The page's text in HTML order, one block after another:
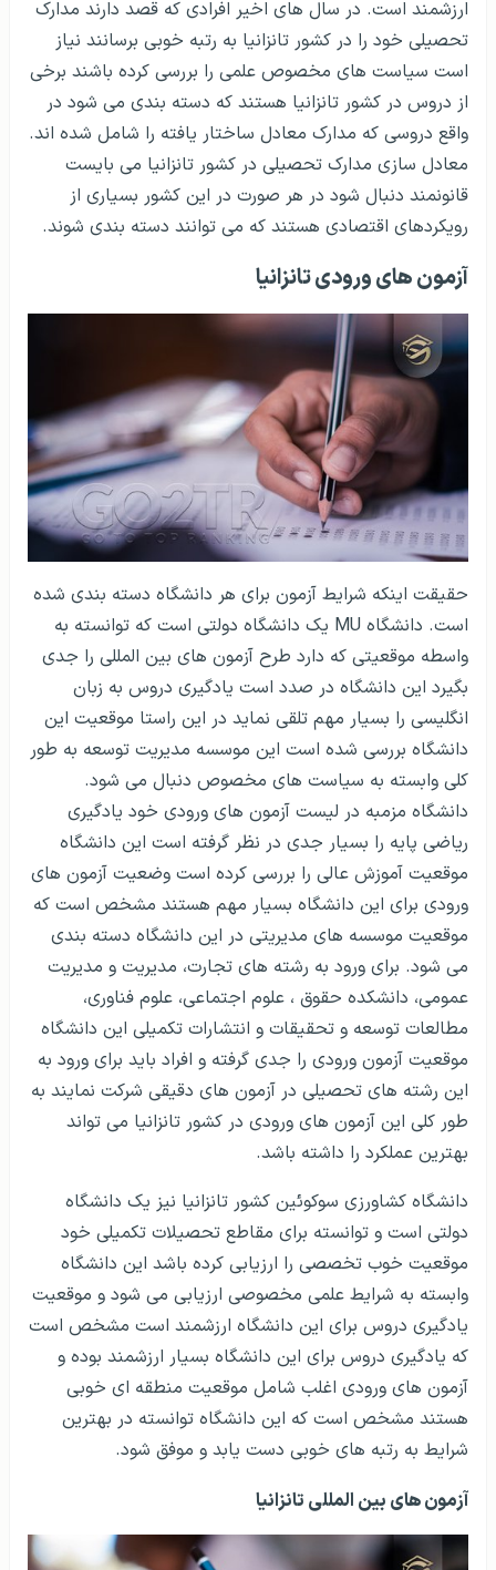
ارزشمند است. در سال های اخیر افرادی که قصد دارند مدارک
تحصیلی خود را در کشور تانزانیا به رتبه خوبی برسانند نیاز
است سیاست های مخصوص علمی را بررسی کرده باشند برخی
از دروس در کشور تانزانیا هستند که دسته بندی می شود در
واقع دروسی که مدارک معادل ساختار یافته را شامل شده اند.
معادل سازی مدارک تحصیلی در کشور تانزانیا می بایست
قانونمند دنبال شود در هر صورت در این کشور بسیاری از
رویکردهای اقتصادی هستند که می توانند دسته بندی شوند.
آزمون های ورودی تانزانیا
حقیقت اینکه شرایط آزمون برای هر دانشگاه دسته بندی شده
است. دانشگاه MU یک دانشگاه دولتی است که توانسته به
واسطه موقعیتی که دارد طرح آزمون های بین المللی را جدی
بگیرد این دانشگاه در صدد است یادگیری دروس به زبان
انگلیسی را بسیار مهم تلقی نماید در این راستا موقعیت این
دانشگاه بررسی شده است این موسسه مدیریت توسعه به طور
کلی وابسته به سیاست های مخصوص دنبال می شود.
دانشگاه مزمبه در لیست آزمون های ورودی خود یادگیری
ریاضی پایه را بسیار جدی در نظر گرفته است این دانشگاه
موقعیت آموزش عالی را بررسی کرده است وضعیت آزمون های
ورودی برای این دانشگاه بسیار مهم هستند مشخص است که
موقعیت موسسه های مدیریتی در این دانشگاه دسته بندی
می شود. برای ورود به رشته های تجارت، مدیریت و مدیریت
عمومی، دانشکده حقوق ، علوم اجتماعی، علوم فناوری،
مطالعات توسعه و تحقیقات و انتشارات تکمیلی این دانشگاه
موقعیت آزمون ورودی را جدی گرفته و افراد باید برای ورود به
این رشته های تحصیلی در آزمون های دقیقی شرکت نمایند به
طور کلی این آزمون های ورودی در کشور تانزانیا می تواند
بهترین عملکرد را داشته باشد.
دانشگاه کشاورزی سوکوئین کشور تانزانیا نیز یک دانشگاه
دولتی است و توانسته برای مقاطع تحصیلات تکمیلی خود
موقعیت خوب تخصصی را ارزیابی کرده باشد این دانشگاه
وابسته به شرایط علمی مخصوصی ارزیابی می شود و موقعیت
یادگیری دروس برای این دانشگاه ارزشمند است مشخص است
که یادگیری دروس برای این دانشگاه بسیار ارزشمند بوده و
آزمون های ورودی اغلب شامل موقعیت منطقه ای خوبی
هستند مشخص است که این دانشگاه توانسته در بهترین
شرایط به رتبه های خوبی دست یابد و موفق شود.
آزمون های بین المللی تانزانیا